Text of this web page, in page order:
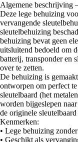
Algemene beschrijving
Deze lege behuizing
vervangende
sleutelbehuizing
behuizing bevat geen
uitsluitend bedoeld om
batterij, transponder en
over te zetten.
De behuizing is
ontworpen om perfect
sleutelbaard (het
worden bijgeslepen
de originele
Kenmerken:
• Lege behuizing
• Geschikt als